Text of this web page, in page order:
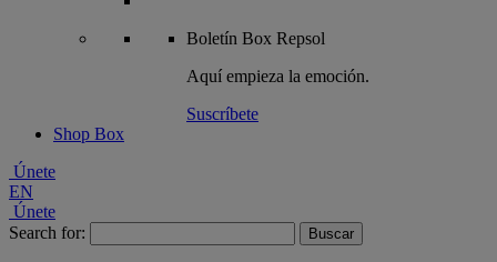
Boletín Box Repsol
Aquí empieza la emoción.
Suscríbete
Shop Box
Únete
EN
Únete
Search for: